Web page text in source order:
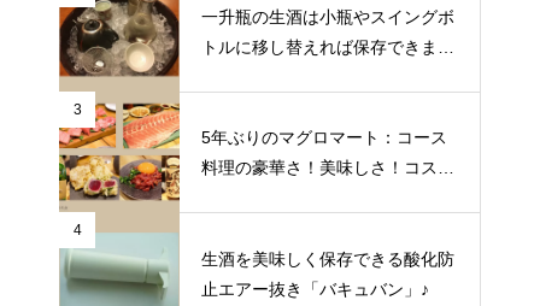
一升瓶の生酒は小瓶やスイングボ
トルに移し替えれば保存できます
3
5年ぶりのマグロマート：コース
料理の豪華さ！美味しさ！コスパ
4
生酒を美味しく保存できる酸化防
止エアー抜き「バキュバン」♪